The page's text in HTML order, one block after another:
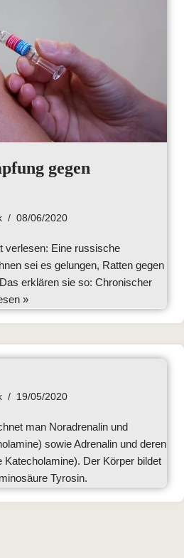
gegen
08/06/2020
verlesen: Eine russische
sei es gelungen, Ratten gegen
erklären sie so: Chronischer
»
19/05/2020
man Noradrenalin und
sowie Adrenalin und deren
Der Körper bildet
Tyrosin.